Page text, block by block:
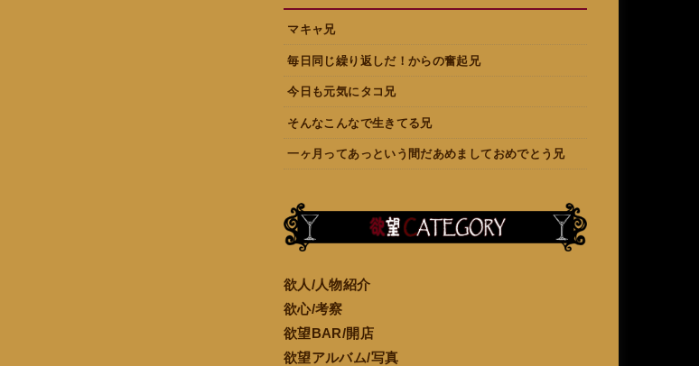
マキャ兄
毎日同じ繰り返しだ！からの奮起兄
今日も元気にタコ兄
そんなこんなで生きてる兄
一ヶ月ってあっという間だあめましておめでとう兄
欲人/人物紹介
欲心/考察
欲望BAR/開店
欲望アルバム/写真